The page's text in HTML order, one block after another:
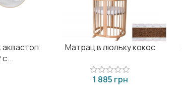
Матрац в люльку кокос
грн